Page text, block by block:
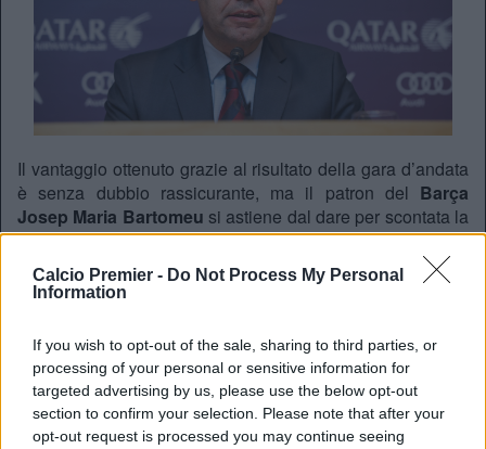
Calcio Premier - Do Not Process My Personal
Information
If you wish to opt-out of the sale, sharing to third parties, or
processing of your personal or sensitive information for
targeted advertising by us, please use the below opt-out
section to confirm your selection. Please note that after your
opt-out request is processed you may continue seeing
Il vantaggio ottenuto grazie al risultato della gara d’andata
è senza dubbio rassicurante, ma il patron del Barça
Josep Maria Bartomeu si astiene dal dare per scontata la
qualificazione.
Queste le sue parole, riportate daTuttomercatoweb.com
“L’Arsenalfarà sicuramente la sua partita, per questo non
gara con la giusta intensità, e la voglia di fare risultato
anche stasera sarà determinante. IGunnersgiocano
bene, lo hanno dimostrato a più riprese: dovremo prestare
attenzione”.